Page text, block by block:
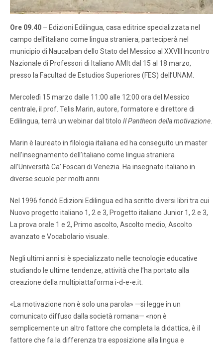
Ore 09.40 – Edizioni Edilingua, casa editrice specializzata nel
campo dell’italiano come lingua straniera, parteciperà nel
municipio di Naucalpan dello Stato del Messico al XXVIII Incontro
Nazionale di Professori di Italiano AMIt dal 15 al 18 marzo,
presso la Facultad de Estudios Superiores (FES) dell’UNAM.
Mercoledì 15 marzo dalle 11:00 alle 12:00 ora del Messico
centrale, il prof. Telis Marin, autore, formatore e direttore di
Edilingua, terrà un webinar dal titolo Il Pantheon della motivazione
Marin è laureato in filologia italiana ed ha conseguito un master
nell’insegnamento dell’italiano come lingua straniera
all’Università Ca’ Foscari di Venezia. Ha insegnato italiano in
diverse scuole per molti anni.
Nel 1996 fondò Edizioni Edilingua ed ha scritto diversi libri tra cui
Nuovo progetto italiano 1, 2 e 3, Progetto italiano Junior 1, 2 e 3,
La prova orale 1 e 2, Primo ascolto, Ascolto medio, Ascolto
avanzato e Vocabolario visuale.
Negli ultimi anni si è specializzato nelle tecnologie educative
studiando le ultime tendenze, attività che l’ha portato alla
creazione della multipiattaforma i-d-e-e.it.
«La motivazione non è solo una parola» —si legge in un
comunicato diffuso dalla società romana— «non è
semplicemente un altro fattore che completa la didattica, è il
fattore che fa la differenza tra esposizione alla lingua e